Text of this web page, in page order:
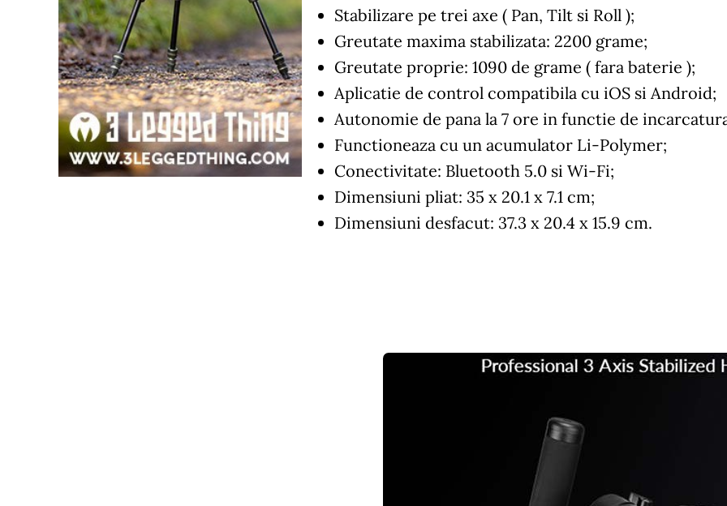
Stabilizare pe trei axe ( Pan, Tilt si Roll );
Greutate maxima stabilizata: 2200 grame;
Greutate proprie: 1090 de grame ( fara baterie );
Aplicatie de control compatibila cu iOS si Android;
Autonomie de pana la 7 ore in functie de
Functioneaza cu un acumulator Li-Polymer;
Conectivitate: Bluetooth 5.0 si Wi-Fi;
Dimensiuni pliat: 35 x 20.1 x 7.1 cm;
Dimensiuni desfacut: 37.3 x 20.4 x 15.9 cm.